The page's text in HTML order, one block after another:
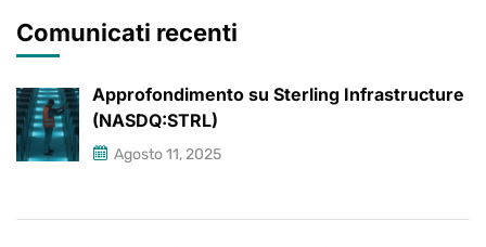
Comunicati recenti
Approfondimento su Sterling Infrastructure
(NASDQ:STRL)
Agosto 11, 2025